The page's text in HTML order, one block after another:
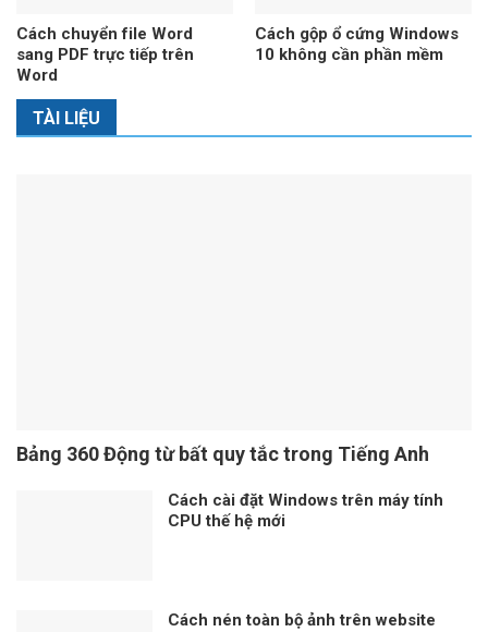
Cách chuyển file Word
sang PDF trực tiếp trên
Word
Cách gộp ổ cứng Windows
10 không cần phần mềm
TÀI LIỆU
Bảng 360 Động từ bất quy tắc trong Tiếng Anh
Cách cài đặt Windows trên máy tính
CPU thế hệ mới
Cách nén toàn bộ ảnh trên website